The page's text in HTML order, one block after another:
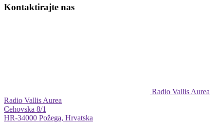
Kontaktirajte nas
Radio Vallis Aurea
Radio Vallis Aurea
Cehovska 8/1
HR-34000 Požega, Hrvatska